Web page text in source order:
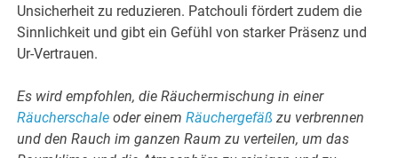
Unsicherheit zu reduzieren. Patchouli fördert zudem die
Sinnlichkeit und gibt ein Gefühl von starker Präsenz und
Ur-Vertrauen.
Es wird empfohlen, die Räuchermischung in einer
Räucherschale oder einemRäuchergefäß zu verbrennen
und den Rauch im ganzen Raum zu verteilen, um das